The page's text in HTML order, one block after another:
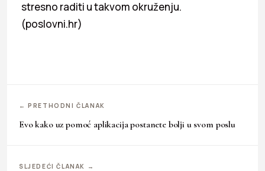
stresno raditi u takvom okruženju.
(poslovni.hr)
← PRETHODNI ČLANAK
Evo kako uz pomoć aplikacija postanete bolji u svom poslu
SLJEDEĆI ČLANAK →